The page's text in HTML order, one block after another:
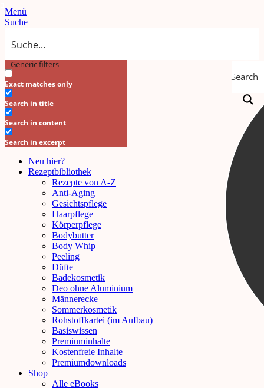
Menü
Suche
Search
Generic filters
Exact matches only
Search in title
Search in content
Search in excerpt
Neu hier?
Rezeptbibliothek
Rezepte von A-Z
Anti-Aging
Gesichtspflege
Haarpflege
Körperpflege
Bodybutter
Body Whip
Peeling
Düfte
Badekosmetik
Deo ohne Aluminium
Männerecke
Sommerkosmetik
Rohstoffkartei (im Aufbau)
Basiswissen
Premiuminhalte
Kostenfreie Inhalte
Premiumdownloads
Shop
Alle eBooks